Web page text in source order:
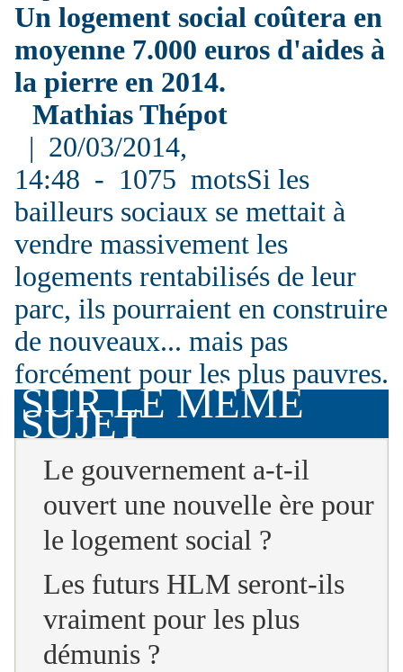
Un logement social coûtera en
moyenne 7.000 euros d'aides à
la pierre en 2014.
Mathias Thépot
| 20/03/2014,
14:48 - 1075 motsSi les
bailleurs sociaux se mettait à
vendre massivement les
logements rentabilisés de leur
parc, ils pourraient en construire
de nouveaux... mais pas
forcément pour les plus pauvres.
SUR LE MÊME
SUJET
Le gouvernement a-t-il
ouvert une nouvelle ère pour
le logement social ?
Les futurs HLM seront-ils
vraiment pour les plus
démunis ?